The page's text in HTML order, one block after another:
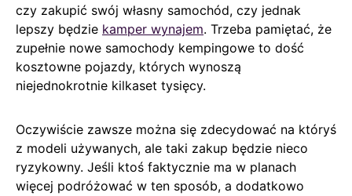
czy zakupić swój własny samochód, czy jednak
lepszy będzie kamper wynajem. Trzeba pamiętać, że
zupełnie nowe samochody kempingowe to dość
kosztowne pojazdy, których wynoszą
niejednokrotnie kilkaset tysięcy.
Oczywiście zawsze można się zdecydować na któryś
z modeli używanych, ale taki zakup będzie nieco
ryzykowny. Jeśli ktoś faktycznie ma w planach
więcej podróżować w ten sposób, a dodatkowo